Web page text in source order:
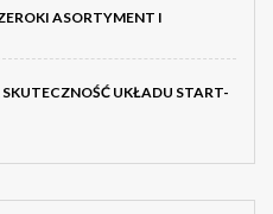
ASORTYMENT I
UKŁADU START-